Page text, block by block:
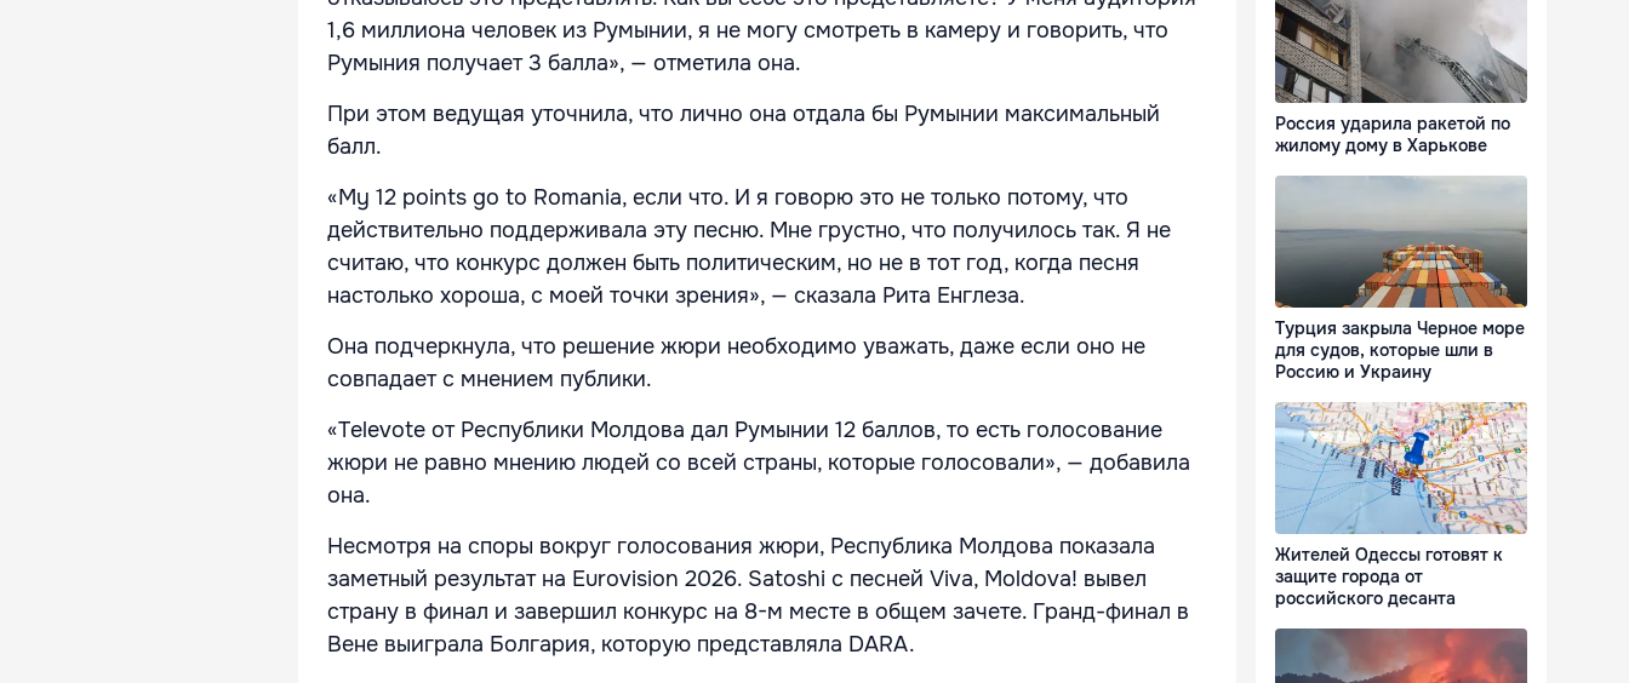
1,6 миллиона человек из Румынии, я не могу смотреть в камеру и говорить, что
Румыния получает 3 балла», — отметила она.
При этом ведущая уточнила, что лично она отдала бы Румынии максимальный
балл.
«My 12 points go to Romania, если что. И я говорю это не только потому, что
действительно поддерживала эту песню. Мне грустно, что получилось так. Я не
считаю, что конкурс должен быть политическим, но не в тот год, когда песня
настолько хороша, с моей точки зрения», — сказала Рита Енглеза.
Она подчеркнула, что решение жюри необходимо уважать, даже если оно не
совпадает с мнением публики.
«Televote от Республики Молдова дал Румынии 12 баллов, то есть голосование
жюри не равно мнению людей со всей страны, которые голосовали», — добавила
она.
Несмотря на споры вокруг голосования жюри, Республика Молдова показала
заметный результат на Eurovision 2026. Satoshi с песней Viva, Moldova! вывел
страну в финал и завершил конкурс на 8-м месте в общем зачете. Гранд-финал в
Вене выиграла Болгария, которую представляла DARA.
Россия ударила ракетой по
жилому дому в Харькове
Турция закрыла Черное море
для судов, которые шли в
Россию и Украину
Жителей Одессы готовят к
защите города от
российского десанта